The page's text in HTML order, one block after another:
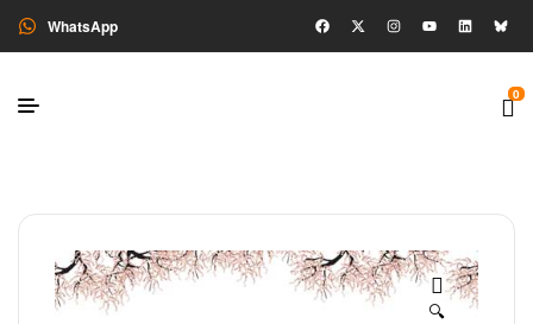
WhatsApp
0
🔍